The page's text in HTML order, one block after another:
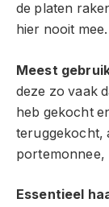
de platen
hier nooit
Meest
deze zo vaak
heb gekocht
teruggekocht,
portemonnee,
Essentieel